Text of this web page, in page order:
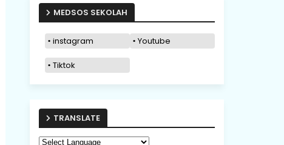
MEDSOS SEKOLAH
instagram Youtube
Tiktok
TRANSLATE